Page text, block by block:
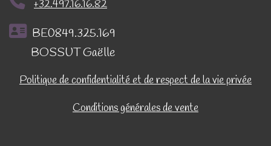
+32.497.16.16.82
BE0849.325.169
BOSSUT Gaëlle
Politique de confidentialité et de respect de la vie privée
Conditions générales de vente